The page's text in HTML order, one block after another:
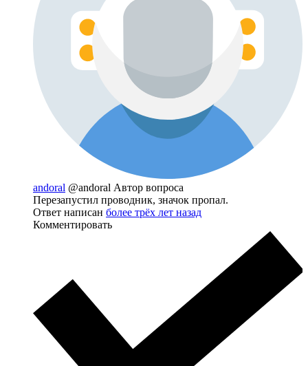
andoral @andoral Автор вопроса
Перезапустил проводник, значок пропал.
Ответ написан более трёх лет назад
Комментировать